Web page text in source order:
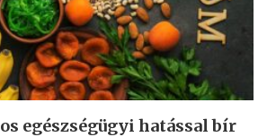
egészségügyi hatással bír